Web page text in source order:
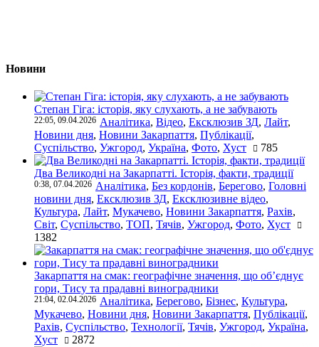
Новини
Степан Гіга: історія, яку слухають, а не забувають
22:05, 09.04.2026 Аналітика, Відео, Ексклюзив ЗД, Лайт,
Новини дня, Новини Закарпаття, Публікації,
Суспільство, Ужгород, Україна, Фото, Хуст 785
Два Великодні на Закарпатті. Історія, факти, традиції
0:38, 07.04.2026 Аналітика, Без кордонів, Берегово, Головні
новини дня, Ексклюзив ЗД, Ексклюзивне відео,
Культура, Лайт, Мукачево, Новини Закарпаття, Рахів,
Світ, Суспільство, ТОП, Тячів, Ужгород, Фото, Хуст
1382
Закарпаття на смак: географічне значення, що об’єднує
гори, Тису та прадавні виноградники
21:04, 02.04.2026 Аналітика, Берегово, Бізнес, Культура,
Мукачево, Новини дня, Новини Закарпаття, Публікації,
Рахів, Суспільство, Технології, Тячів, Ужгород, Україна,
Хуст
2872